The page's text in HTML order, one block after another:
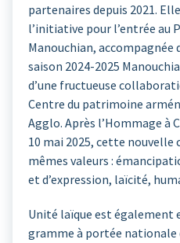
partenaires depuis 2021.
l’initiative pour l’entrée au
Manouchian, accompagnée
saison 2024-2025
d’une fructueuse
Centre du patrimoine
Agglo. Après l’Hommage à
10 mai 2025, cette
mêmes valeurs :
et d’expression, laïcité,
Unité laïque est également
gramme à portée nationale